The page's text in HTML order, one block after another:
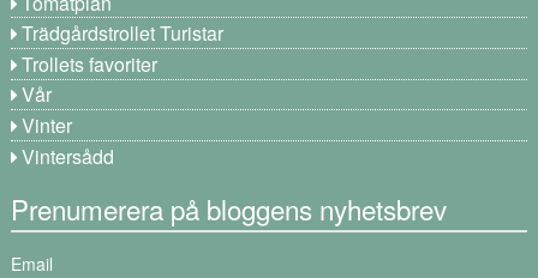
Trädgårdstrollet Turistar
Trollets favoriter
Vår
Vinter
Vintersådd
Prenumerera på bloggens nyhetsbrev
Email